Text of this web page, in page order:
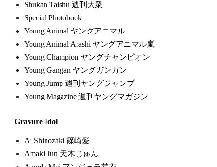
Shukan Taishu 週刊大衆
Special Photobook
Young Animal ヤングアニマル
Young Animal Arashi ヤングアニマル嵐
Young Champion ヤングチャンピオン
Young Gangan ヤングガンガン
Young Jump 週刊ヤングジャンプ
Young Magazine 週刊ヤングマガジン
Gravure Idol
Ai Shinozaki 篠崎愛
Amaki Jun 天木じゅん